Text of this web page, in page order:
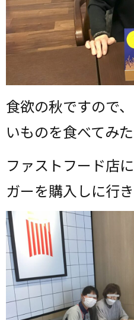
食欲の秋ですので
いものを食べてみ
ファストフード店
ガーを購入しに行